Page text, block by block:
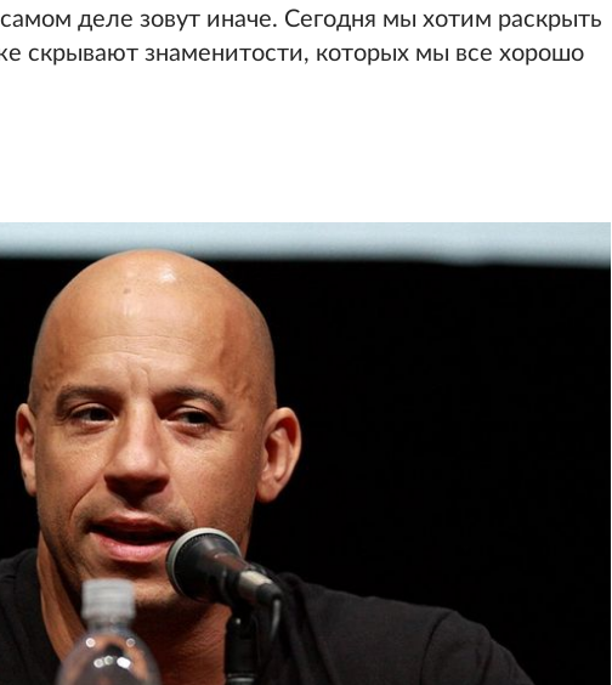
деле зовут иначе. Сегодня мы хотим раскрыть
скрывают знаменитости, которых мы все хорошо